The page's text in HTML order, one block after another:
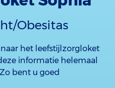
Obesitas
het leefstijlzorgloket
informatie helemaal
bent u goed